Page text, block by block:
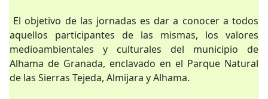
El objetivo de las jornadas es dar a conocer a todos
aquellos participantes de las mismas, los valores
medioambientales y culturales del municipio de
Alhama de Granada, enclavado en el Parque Natural
de las Sierras Tejeda, Almijara y Alhama.